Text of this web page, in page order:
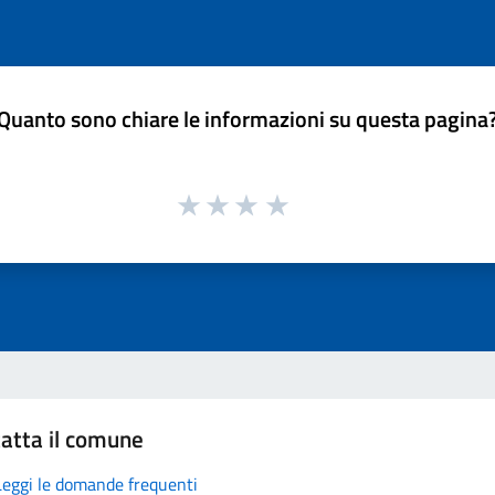
sono chiare le informazioni su questa
il comune
le domande frequenti